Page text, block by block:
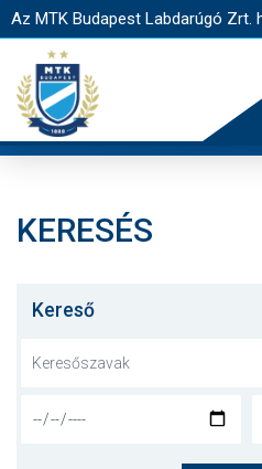
Az MTK Budapest Labdarúgó Zrt.
JEGYÉRTÉKESÍTÉS
KERESÉS
Kereső